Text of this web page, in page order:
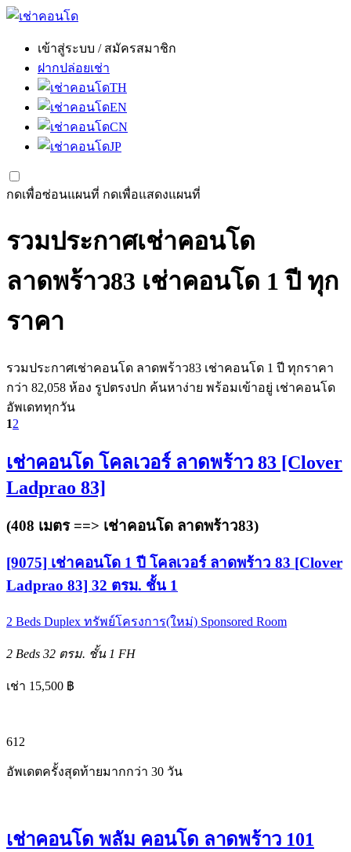
เข้าสู่ระบบ / สมัครสมาชิก
ฝากปล่อยเช่า
TH
EN
CN
JP
กดเพื่อซ่อนแผนที่ กดเพื่อแสดงแผนที่
รวมประกาศเช่าคอนโด
ลาดพร้าว83 เช่าคอนโด 1 ปี ทุก
ราคา
รวมประกาศเช่าคอนโด ลาดพร้าว83 เช่าคอนโด 1 ปี ทุกราคา
กว่า 82,058 ห้อง รูปตรงปก ค้นหาง่าย พร้อมเข้าอยู่ เช่าคอนโด
อัพเดททุกวัน
12
เช่าคอนโด โคลเวอร์ ลาดพร้าว 83 [Clover
Ladprao 83]
(408 เมตร ==> เช่าคอนโด ลาดพร้าว83)
[9075] เช่าคอนโด 1 ปี โคลเวอร์ ลาดพร้าว 83 [Clover
Ladprao 83] 32 ตรม. ชั้น 1
2 Beds Duplex ทรัพย์โครงการ(ใหม่) Sponsored Room
2 Beds 32 ตรม. ชั้น 1 FH
เช่า 15,500 ฿
612
อัพเดตครั้งสุดท้ายมากกว่า 30 วัน
เช่าคอนโด พลัม คอนโด ลาดพร้าว 101